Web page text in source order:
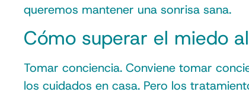
queremos mantener una sonrisa sana.
Cómo superar el miedo
Tomar conciencia. Conviene tomar
los cuidados en casa. Pero los